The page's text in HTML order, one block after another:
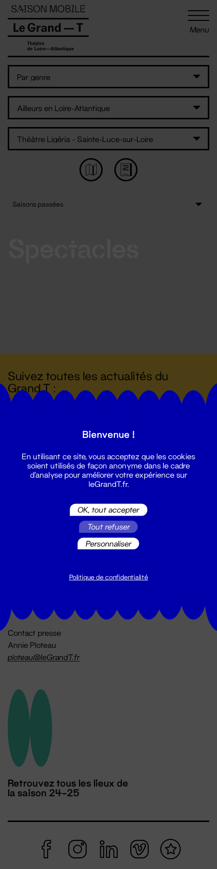
Menu
Suivez toutes les actualités du
Grand T :
billetterie@leGrandT.fr
Contact presse
Annie Ploteau
ploteau@leGrandT.fr
Retrouvez tous les lieux de
la saison 24-25
Panneau de gestion des cookies
Bienvenue !
En utilisant ce site, vous acceptez que les cookies
soient utilisés de façon anonyme dans le cadre
d'analyse pour améliorer votre expérience sur
leGrandT.fr.
OK, tout accepter
Tout refuser
Personnaliser
Politique de confidentialité